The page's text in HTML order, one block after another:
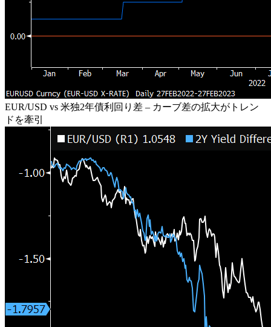
EUR/USD vs 米独2年債利回り差 – カーブ差の拡大がトレン
ドを牽引